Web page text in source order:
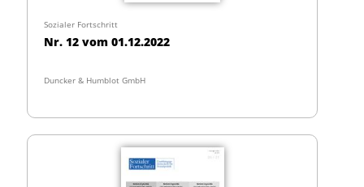
Sozialer Fortschritt
Nr. 12 vom 01.12.2022
Duncker & Humblot GmbH